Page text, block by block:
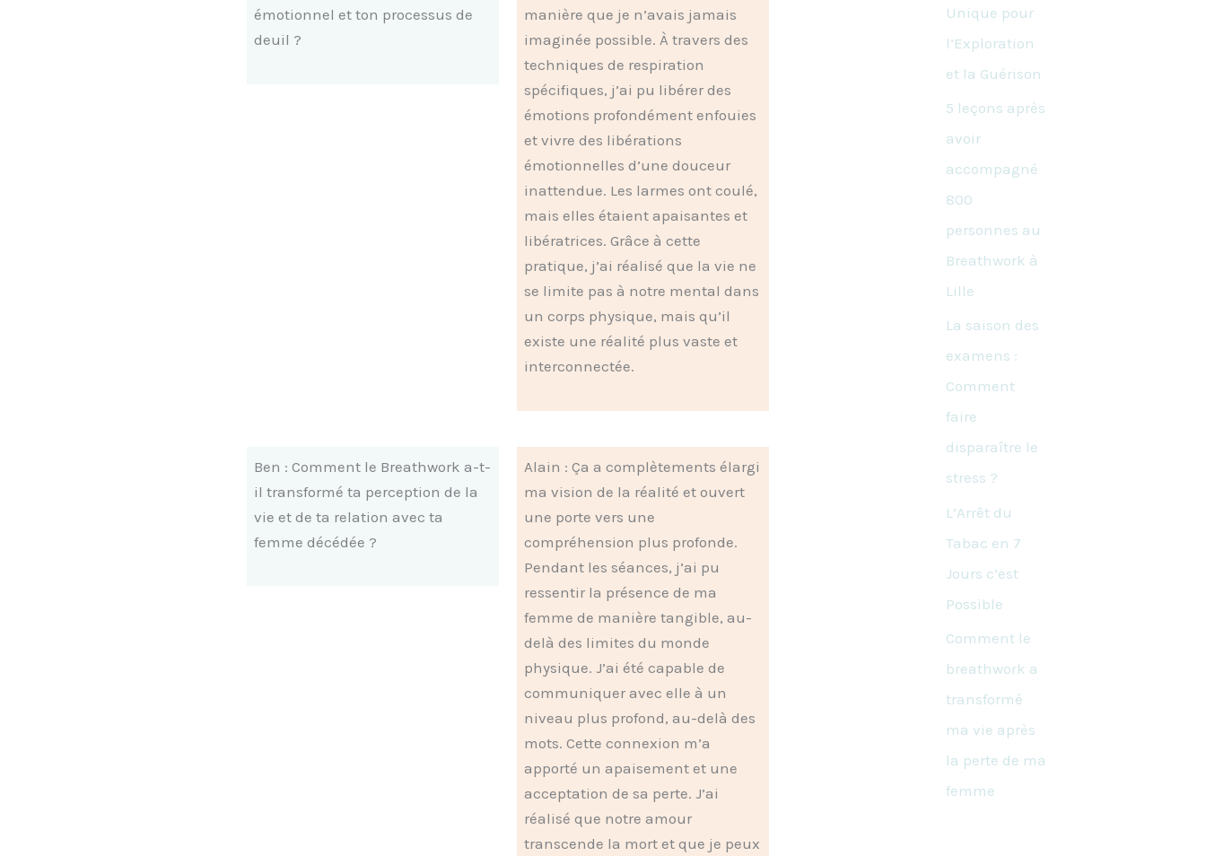
émotionnel et ton processus de
deuil ?
manière que je n’avais jamais
imaginée possible. À travers des
techniques de respiration
spécifiques, j’ai pu libérer des
émotions profondément enfouies
et vivre des libérations
émotionnelles d’une douceur
inattendue. Les larmes ont coulé,
mais elles étaient apaisantes et
libératrices. Grâce à cette
pratique, j’ai réalisé que la vie ne
se limite pas à notre mental dans
un corps physique, mais qu’il
existe une réalité plus vaste et
interconnectée.
Ben : Comment le Breathwork a-t-
il transformé ta perception de la
vie et de ta relation avec ta
femme décédée ?
Alain : Ça a complètements élargi
ma vision de la réalité et ouvert
une porte vers une
compréhension plus profonde.
Pendant les séances, j’ai pu
ressentir la présence de ma
femme de manière tangible, au-
delà des limites du monde
physique. J’ai été capable de
communiquer avec elle à un
niveau plus profond, au-delà des
mots. Cette connexion m’a
apporté un apaisement et une
acceptation de sa perte. J’ai
réalisé que notre amour
transcende la mort et que je peux
Unique pour
l’Exploration
et la Guérison
5 leçons après
avoir
accompagné
800
personnes au
Breathwork à
Lille
La saison des
examens :
Comment
faire
disparaître le
stress ?
L’Arrêt du
Tabac en 7
Jours c’est
Possible
Comment le
breathwork a
transformé
ma vie après
la perte de ma
femme